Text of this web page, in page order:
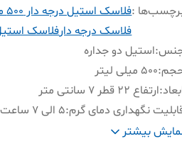
:فلاسک استیل درجه دار 500 میلی لیتری
فلاسک درجه دارفلاسک
:استیل دو جداره
:۵۰۰ میلی لیتر
:ارتفاع ۲۲ قطر ۷ سانتی متر
نگهداری دمای گرم:۵ الی ۷ ساعت
نگهداری دمای سرد
بیشتر